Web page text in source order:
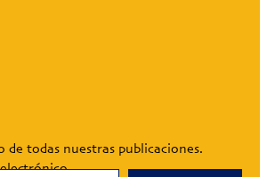
de todas nuestras publicaciones.
electrónico…